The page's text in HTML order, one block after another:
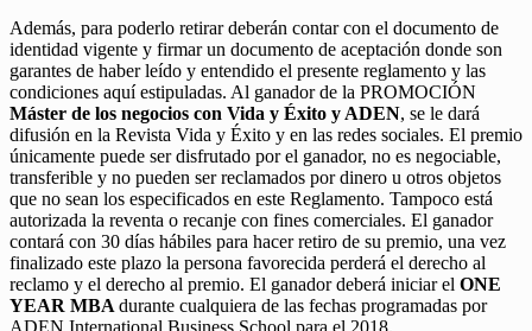
Además, para poderlo retirar deberán contar con el documento de
identidad vigente y firmar un documento de aceptación donde son
garantes de haber leído y entendido el presente reglamento y las
condiciones aquí estipuladas. Al ganador de la PROMOCIÓN
Máster de los negocios con Vida y Éxito y ADEN, se le dará
difusión en la Revista Vida y Éxito y en las redes sociales. El premio
únicamente puede ser disfrutado por el ganador, no es negociable,
transferible y no pueden ser reclamados por dinero u otros objetos
que no sean los especificados en este Reglamento. Tampoco está
autorizada la reventa o recanje con fines comerciales. El ganador
contará con 30 días hábiles para hacer retiro de su premio, una vez
finalizado este plazo la persona favorecida perderá el derecho al
reclamo y el derecho al premio. El ganador deberá iniciar el ONE
YEAR MBA durante cualquiera de las fechas programadas por